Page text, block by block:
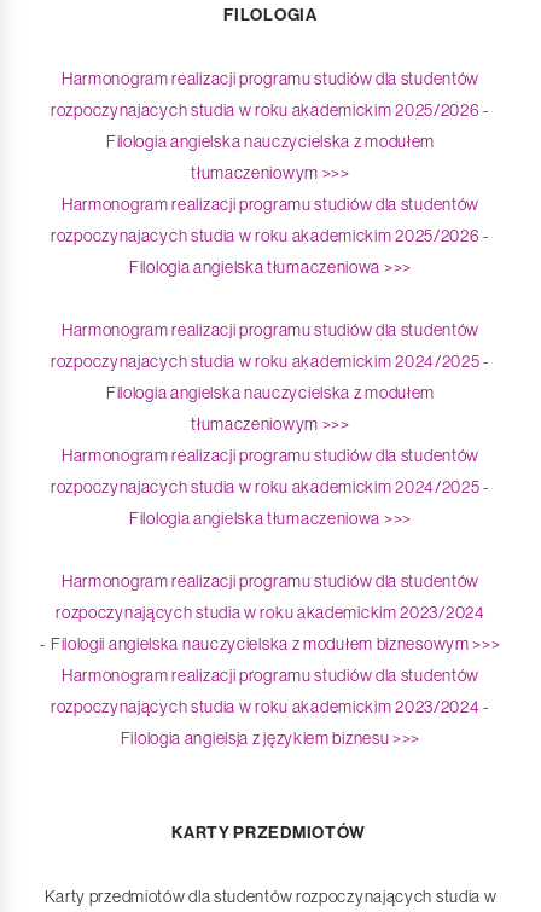
FILOLOGIA
Harmonogram realizacji programu studiów dla studentów
rozpoczynajacych studia w roku akademickim 2025/2026 -
Filologia angielska nauczycielska z modułem
tłumaczeniowym >>>
Harmonogram realizacji programu studiów dla studentów
rozpoczynajacych studia w roku akademickim 2025/2026 -
Filologia angielska tłumaczeniowa >>>
Harmonogram realizacji programu studiów dla studentów
rozpoczynajacych studia w roku akademickim 2024/2025 -
Filologia angielska nauczycielska z modułem
tłumaczeniowym >>>
Harmonogram realizacji programu studiów dla studentów
rozpoczynajacych studia w roku akademickim 2024/2025 -
Filologia angielska tłumaczeniowa >>>
Harmonogram realizacji programu studiów dla studentów
rozpoczynających studia w roku akademickim 2023/2024
- Filologii angielska nauczycielska z modułem biznesowym >>>
Harmonogram realizacji programu studiów dla studentów
rozpoczynających studia w roku akademickim 2023/2024 -
Filologia angielsja z językiem biznesu >>>
KARTY PRZEDMIOTÓW
Karty przedmiotów dla studentów rozpoczynających studia w